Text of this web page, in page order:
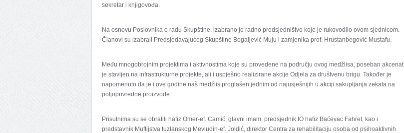
sekretar i knjigovođa.
Na osnovu Poslovnika o radu Skupštine, izabrano je radno predsjedništvo koje je rukovodilo ovom sjednicom.
Članovi su izabrali Predsjedavajućeg Skupštine Bogaljević Muju i zamjenika prof. Hrustanbegović Mustafu.
Među mnogobrojnim projektima i aktivnostima koje su provedene na području ovog medžlisa, poseban akcenat
je stavljen na infrastrukturne projekte, ali i uspješno realizirane akcije Odjela za društvenu brigu. Također je
napomenuto da je i ove godine naš medžlis proglašen jednim od najusješnijih u akciji sakupljanja zekata na
poljoprivredne proizvode.
Prisutnima su se obratili hafiz Omer-ef. Camić, glavni imam, predsjednik IO hafiz Baćevac Fahret, kao i
predstavnik Muftijstva tuzlanskog Mevludin-ef. Joldić, direktor Centra za rehabilitaciju osoba od psihoaktivnih